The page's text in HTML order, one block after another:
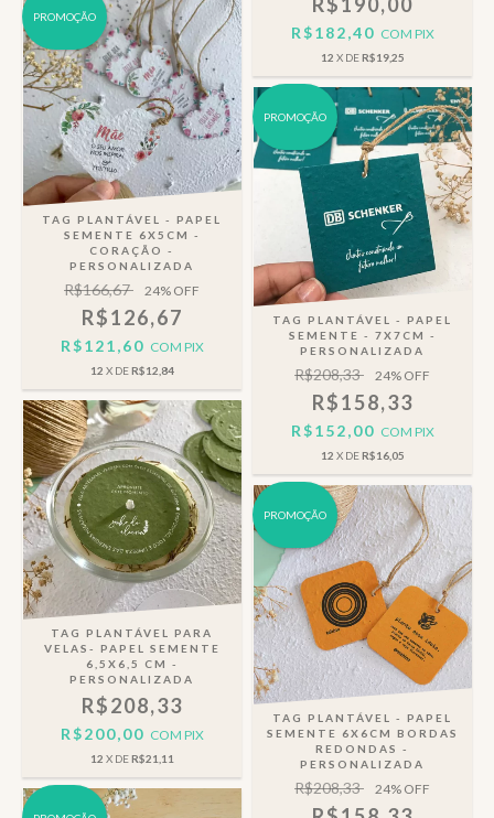
R$182,40 COM PIX
12 X DER$19,25
PROMOÇÃO
TAG PLANTÁVEL - PAPEL
SEMENTE 6X5CM -
CORAÇÃO -
PERSONALIZADA
R$166,67 24% OFF
R$126,67
R$121,60 COM PIX
12 X DER$12,84
PROMOÇÃO
TAG PLANTÁVEL - PAPEL
SEMENTE - 7X7CM -
PERSONALIZADA
R$208,33 24% OFF
R$158,33
R$152,00 COM PIX
12 X DER$16,05
TAG PLANTÁVEL PARA
VELAS- PAPEL SEMENTE
6,5X6,5 CM -
PERSONALIZADA
R$208,33
R$200,00 COM PIX
12 X DER$21,11
PROMOÇÃO
TAG PLANTÁVEL - PAPEL
SEMENTE 6X6CM BORDAS
REDONDAS -
PERSONALIZADA
R$208,33 24% OFF